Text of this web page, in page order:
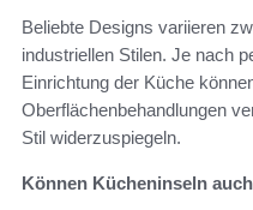
Beliebte Designs variieren
industriellen Stilen. Je nach
Einrichtung der Küche
Oberflächenbehandlungen
Stil widerzuspiegeln.
Können Kücheninseln